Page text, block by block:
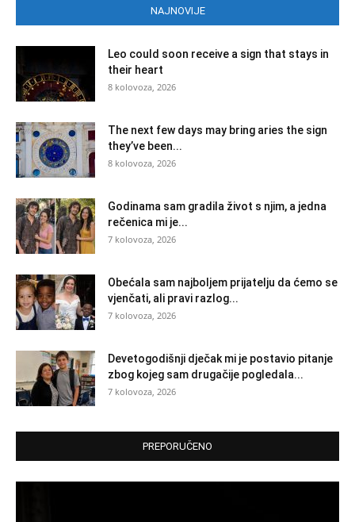
NAJNOVIJE
Leo could soon receive a sign that stays in
their heart
8 kolovoza, 2026
The next few days may bring aries the sign
they’ve been...
8 kolovoza, 2026
Godinama sam gradila život s njim, a jedna
rečenica mi je...
7 kolovoza, 2026
Obećala sam najboljem prijatelju da ćemo se
vjenčati, ali pravi razlog...
7 kolovoza, 2026
Devetogodišnji dječak mi je postavio pitanje
zbog kojeg sam drugačije pogledala...
7 kolovoza, 2026
PREPORUČENO